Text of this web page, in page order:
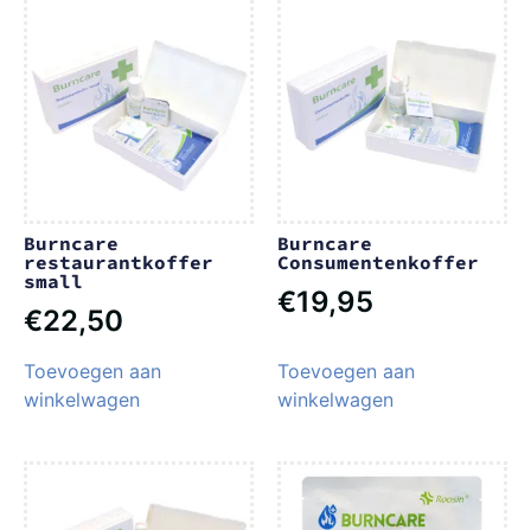
Burncare
restaurantkoffer
small
€22,50
Toevoegen aan
winkelwagen
Burncare
Consumentenkoffer
€19,95
Toevoegen aan
winkelwagen